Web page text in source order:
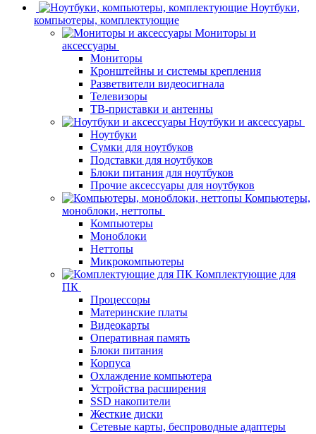
Ноутбуки,
компьютеры, комплектующие
Мониторы и
аксессуары
Мониторы
Кронштейны и системы крепления
Разветвители видеосигнала
Телевизоры
ТВ-приставки и антенны
Ноутбуки и аксессуары
Ноутбуки
Сумки для ноутбуков
Подставки для ноутбуков
Блоки питания для ноутбуков
Прочие аксессуары для ноутбуков
Компьютеры,
моноблоки, неттопы
Компьютеры
Моноблоки
Неттопы
Микрокомпьютеры
Комплектующие для
ПК
Процессоры
Материнские платы
Видеокарты
Оперативная память
Блоки питания
Корпуса
Охлаждение компьютера
Устройства расширения
SSD накопители
Жесткие диски
Сетевые карты, беспроводные адаптеры